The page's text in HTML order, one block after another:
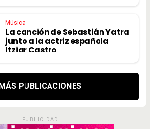
Música
La canción de Sebastián Yatra
junto a la actriz española
Itziar Castro
MÁS PUBLICACIONES
PUBLICIDAD